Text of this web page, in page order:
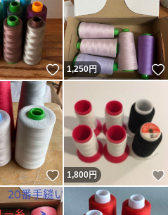
いいね！
1,250円
いいね！
1,800円